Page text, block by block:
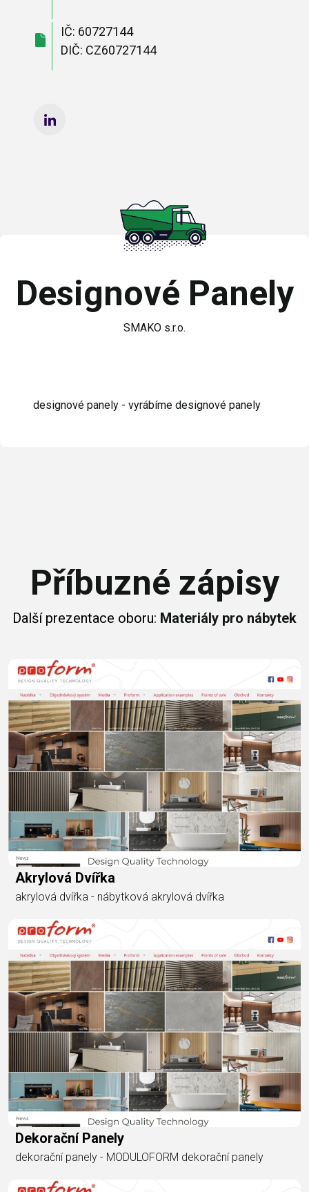
IČ: 60727144
DIČ: CZ60727144
Designové Panely
SMAKO s.r.o.
designové panely - vyrábíme designové panely
Příbuzné zápisy
Další prezentace oboru: Materiály pro nábytek
Akrylová Dvířka
akrylová dvířka - nábytková akrylová dvířka
Dekorační Panely
dekorační panely - MODULOFORM dekorační panely